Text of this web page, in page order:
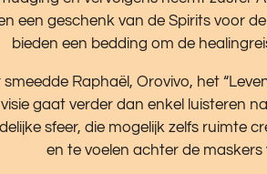
een geschenk van de Spirits voor
bieden een bedding om de
smeedde Raphaël, Orovivo, het
gaat verder dan enkel luisteren
sfeer, die mogelijk zelfs ruimte
en te voelen achter de maskers